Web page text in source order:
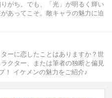
がち。でも、「光」が明るく輝い
あってこそ。敵キャラの魅力に迫
ーに恋したことはありますか？世
クター、または筆者の独断と偏見
！ イケメンの魅力をご紹介♪